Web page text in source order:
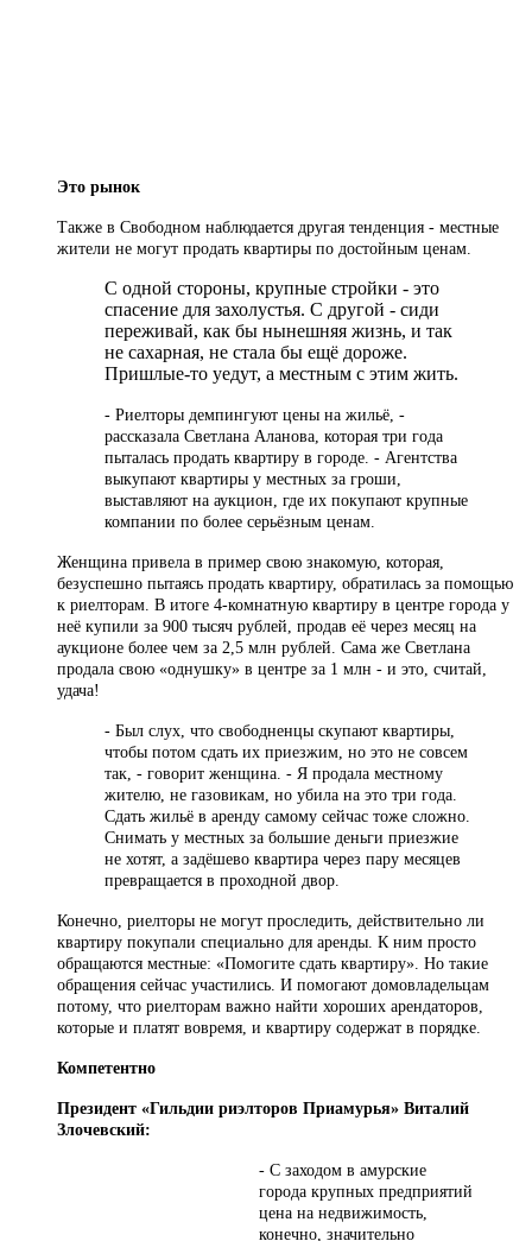
Это рынок
Также в Свободном наблюдается другая тенденция - местные
жители не могут продать квартиры по достойным ценам.
С одной стороны, крупные стройки - это
спасение для захолустья. С другой - сиди
переживай, как бы нынешняя жизнь, и так
не сахарная, не стала бы ещё дороже.
Пришлые-то уедут, а местным с этим жить.
- Риелторы демпингуют цены на жильё, -
рассказала Светлана Аланова, которая три года
пыталась продать квартиру в городе. - Агентства
выкупают квартиры у местных за гроши,
выставляют на аукцион, где их покупают крупные
компании по более серьёзным ценам.
Женщина привела в пример свою знакомую, которая,
безуспешно пытаясь продать квартиру, обратилась за помощью
к риелторам. В итоге 4-комнатную квартиру в центре города у
неё купили за 900 тысяч рублей, продав её через месяц на
аукционе более чем за 2,5 млн рублей. Сама же Светлана
продала свою «однушку» в центре за 1 млн - и это, считай,
удача!
- Был слух, что свободненцы скупают квартиры,
чтобы потом сдать их приезжим, но это не совсем
так, - говорит женщина. - Я продала местному
жителю, не газовикам, но убила на это три года.
Сдать жильё в аренду самому сейчас тоже сложно.
Снимать у местных за большие деньги приезжие
не хотят, а задёшево квартира через пару месяцев
превращается в проходной двор.
Конечно, риелторы не могут проследить, действительно ли
квартиру покупали специально для аренды. К ним просто
обращаются местные: «Помогите сдать квартиру». Но такие
обращения сейчас участились. И помогают домовладельцам
потому, что риелторам важно найти хороших арендаторов,
которые и платят вовремя, и квартиру содержат в порядке.
Компетентно
Президент «Гильдии риэлторов Приамурья» Виталий
Злочевский:
- С заходом в амурские
города крупных предприятий
цена на недвижимость,
конечно, значительно